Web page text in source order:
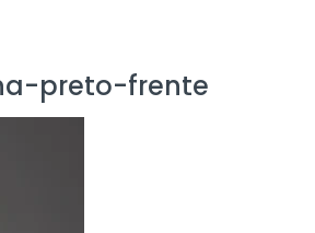
preto-frente